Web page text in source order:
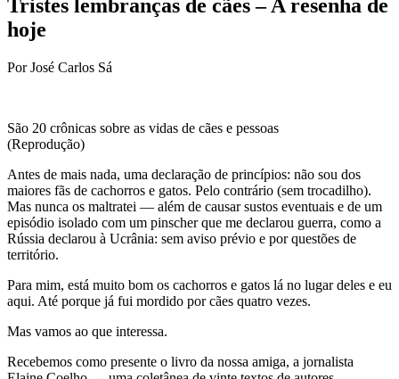
Tristes lembranças de cães – A resenha de
hoje
Por José Carlos Sá
São 20 crônicas sobre as vidas de cães e pessoas
(Reprodução)
Antes de mais nada, uma declaração de princípios: não sou dos
maiores fãs de cachorros e gatos. Pelo contrário (sem trocadilho).
Mas nunca os maltratei — além de causar sustos eventuais e de um
episódio isolado com um pinscher que me declarou guerra, como a
Rússia declarou à Ucrânia: sem aviso prévio e por questões de
território.
Para mim, está muito bom os cachorros e gatos lá no lugar deles e eu
aqui. Até porque já fui mordido por cães quatro vezes.
Mas vamos ao que interessa.
Recebemos como presente o livro da nossa amiga, a jornalista